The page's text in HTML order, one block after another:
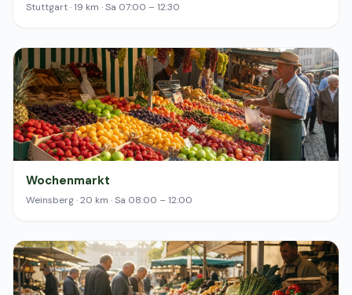
Stuttgart · 19 km · Sa 07:00 – 12:30
Wochenmarkt
Weinsberg · 20 km · Sa 08:00 – 12:00